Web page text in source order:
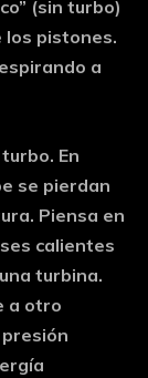
(sin turbo)
los pistones.
a
En
se pierdan
Piensa en
calientes
turbina.
a otro